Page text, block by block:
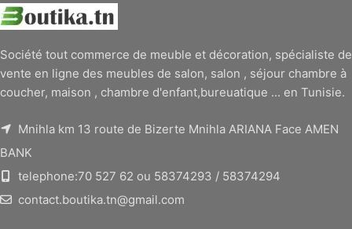
Société tout commerce de meuble et décoration, spécialiste de
vente en ligne des meubles de salon, salon , séjour chambre à
coucher, maison , chambre d'enfant,bureuatique ... en Tunisie.
Mnihla km 13 route de Bizerte Mnihla ARIANA Face AMEN
BANK
telephone:70 527 62 ou 58374293 / 58374294
contact.boutika.tn@gmail.com